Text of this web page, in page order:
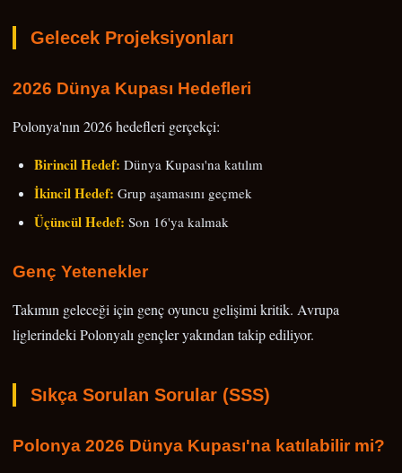
Gelecek Projeksiyonları
2026 Dünya Kupası Hedefleri
Polonya'nın 2026 hedefleri gerçekçi:
Birincil Hedef: Dünya Kupası'na katılım
İkincil Hedef: Grup aşamasını geçmek
Üçüncül Hedef: Son 16'ya kalmak
Genç Yetenekler
Takımın geleceği için genç oyuncu gelişimi kritik. Avrupa
liglerindeki Polonyalı gençler yakından takip ediliyor.
Sıkça Sorulan Sorular (SSS)
Polonya 2026 Dünya Kupası'na katılabilir mi?